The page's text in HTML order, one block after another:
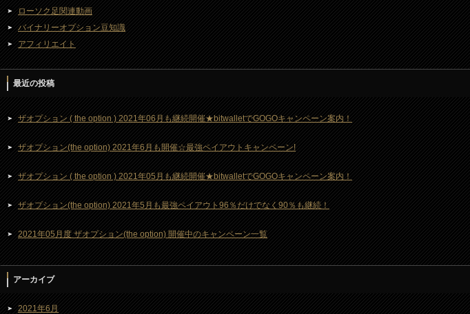
ローソク足関連動画
バイナリーオプション豆知識
アフィリエイト
最近の投稿
ザオプション ( the option ) 2021年06月も継続開催★bitwalletでGOGOキャンペーン案内！
ザオプション(the option) 2021年6月も開催☆最強ペイアウトキャンペーン!
ザオプション ( the option ) 2021年05月も継続開催★bitwalletでGOGOキャンペーン案内！
ザオプション(the option) 2021年5月も最強ペイアウト96％だけでなく90％も継続！
2021年05月度 ザオプション(the option) 開催中のキャンペーン一覧
アーカイブ
2021年6月